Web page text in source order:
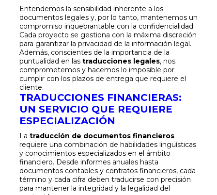
Entendemos la sensibilidad inherente a los
documentos legales y, por lo tanto, mantenemos un
compromiso inquebrantable con la confidencialidad.
Cada proyecto se gestiona con la máxima discreción
para garantizar la privacidad de la información legal.
Además, conscientes de la importancia de la
puntualidad en las traducciones legales, nos
comprometemos y hacemos lo imposible por
cumplir con los plazos de entrega que requiere el
cliente.
TRADUCCIONES FINANCIERAS:
UN SERVICIO QUE REQUIERE
ESPECIALIZACIÓN
La traducción de documentos financieros
requiere una combinación de habilidades lingüísticas
y conocimientos especializados en el ámbito
financiero. Desde informes anuales hasta
documentos contables y contratos financieros, cada
término y cada cifra deben traducirse con precisión
para mantener la integridad y la legalidad del